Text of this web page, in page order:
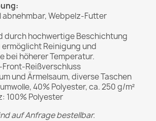
abnehmbar, Webpelz-Futter
durch hochwertige Beschichtung
Reinigung und
bei höherer Temperatur.
Reißverschluss
und Ärmelsaum, diverse Taschen
40% Polyester, ca. 250 g/m²
100% Polyester
auf Anfrage bestellbar.